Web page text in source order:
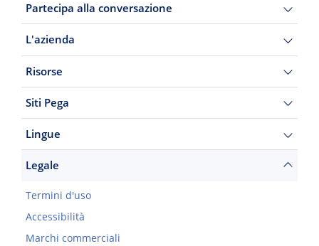
Partecipa alla conversazione
L'azienda
Risorse
Siti Pega
Lingue
Legale
Termini d'uso
Accessibilità
Marchi commerciali